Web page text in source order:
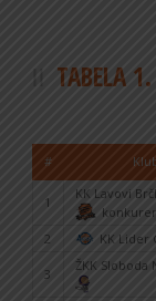
TABELA
#
1
KK Lavovi
2 KK Lider
3
ŽKK Sloboda